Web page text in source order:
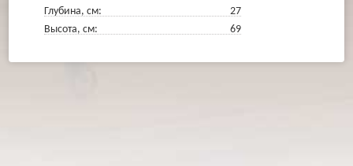
Глубина, см:
27
Высота, см:
69